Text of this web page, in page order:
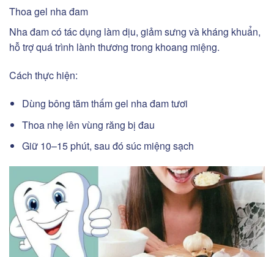
Thoa gel nha đam
Nha đam có tác dụng làm dịu, giảm sưng và kháng khuẩn,
hỗ trợ quá trình lành thương trong khoang miệng.
Cách thực hiện:
Dùng bông tăm thấm gel nha đam tươi
Thoa nhẹ lên vùng răng bị đau
Giữ 10–15 phút, sau đó súc miệng sạch